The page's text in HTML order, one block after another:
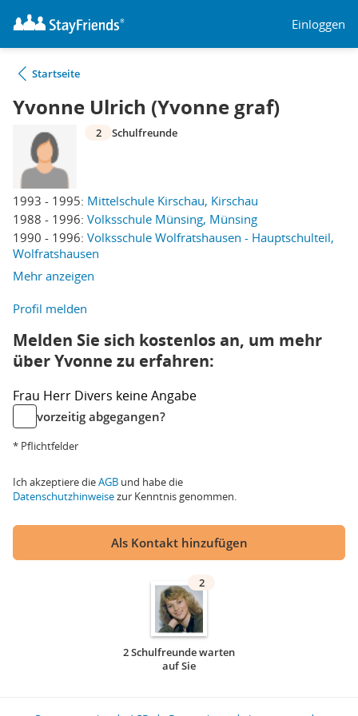
Einloggen
Startseite
Yvonne Ulrich (Yvonne graf)
1993 - 1995: Mittelschule Kirschau, Kirschau
1988 - 1996: Volksschule Münsing, Münsing
1990 - 1996: Volksschule Wolfratshausen - Hauptschulteil,
Wolfratshausen
Mehr anzeigen
2 Schulfreunde
Profil melden
Melden Sie sich kostenlos an, um mehr
über Yvonne zu erfahren:
Frau Herr Divers keine Angabe
vorzeitig abgegangen?
* Pflichtfelder
Ich akzeptiere dieAGB und habe die
Datenschutzhinweisezur Kenntnis genommen.
Als Kontakt hinzufügen
2
2 Schulfreunde warten
auf Sie